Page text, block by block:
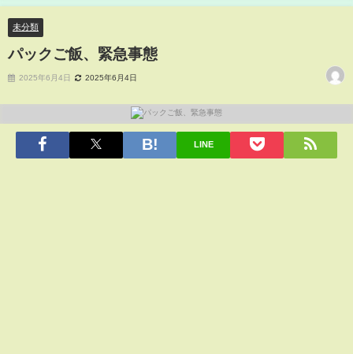
未分類
パックご飯、緊急事態
2025年6月4日 2025年6月4日
LINE